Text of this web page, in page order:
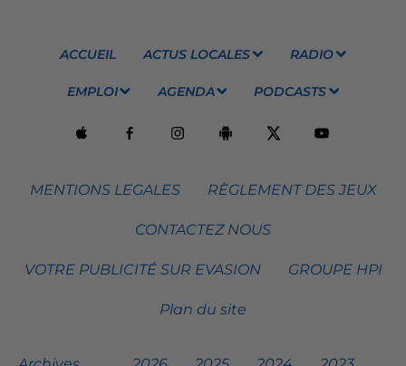
ACCUEIL ACTUS LOCALES RADIO
EMPLOI AGENDA PODCASTS
MENTIONS LEGALES RÈGLEMENT DES JEUX
CONTACTEZ NOUS
VOTRE PUBLICITÉ SUR EVASION GROUPE HPI
Plan du site